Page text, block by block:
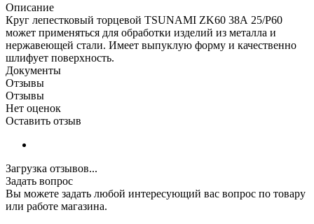
Описание
Круг лепестковый торцевой TSUNAMI ZK60 38А 25/Р60
может применяться для обработки изделий из металла и
нержавеющей стали. Имеет выпуклую форму и качественно
шлифует поверхность.
Документы
Отзывы
Отзывы
Нет оценок
Оставить отзыв
Загрузка отзывов...
Задать вопрос
Вы можете задать любой интересующий вас вопрос по товару
или работе магазина.